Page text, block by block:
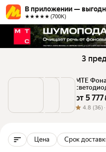
В приложении —
★★★★★ (700К)
3
MTE
от 5 777
4.8 (36) ·
Цена Срок